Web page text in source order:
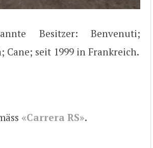
Besitzer: Benvenuti;
Cane; seit 1999 in Frankreich.
«Carrera RS».